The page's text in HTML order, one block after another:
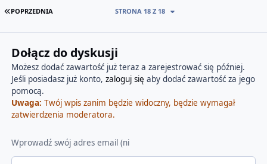
PIERWSZA STRONA
POPRZEDNIA STRONA 18 Z 18
Dołącz do dyskusji
Możesz dodać zawartość już teraz a zarejestrować się później.
Jeśli posiadasz już konto, zaloguj się aby dodać zawartość za jego
pomocą.
Uwaga: Twój wpis zanim będzie widoczny, będzie wymagał
zatwierdzenia moderatora.